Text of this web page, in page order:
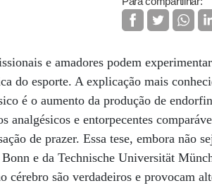
e amadores podem
do esporte. A explicação mais
é o aumento da produção de
analgésicos e entorpecentes
de prazer. Essa tese, embora não
e da Technische Universität
são verdadeiros e provocam